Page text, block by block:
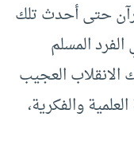
حتى أحدث تلك
الفرد المسلم
العجيب
والفكرية،